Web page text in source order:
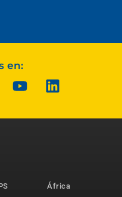
en:
África